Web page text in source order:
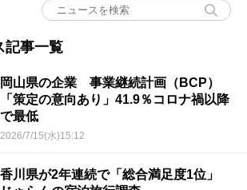
記事一覧
岡山県の企業 事業継続計画（BCP）
「策定の意向あり」41.9％コロナ禍以降
で最低
2026/7/15(水)15:12
香川県が2年連続で「総合満足度1位」